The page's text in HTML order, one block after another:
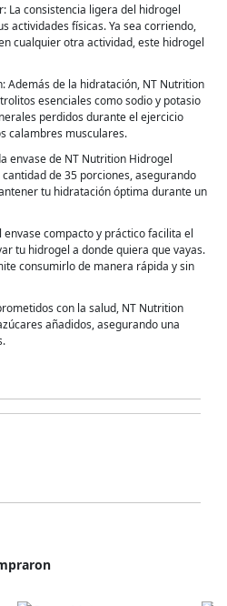
La consistencia ligera del hidrogel
actividades físicas. Ya sea corriendo,
cualquier otra actividad, este hidrogel
Además de la hidratación, NT Nutrition
esenciales como sodio y potasio
perdidos durante el ejercicio
calambres musculares.
envase de NT Nutrition Hidrogel
de 35 porciones, asegurando
tu hidratación óptima durante un
envase compacto y práctico facilita el
tu hidrogel a donde quiera que vayas.
consumirlo de manera rápida y sin
con la salud, NT Nutrition
añadidos, asegurando una